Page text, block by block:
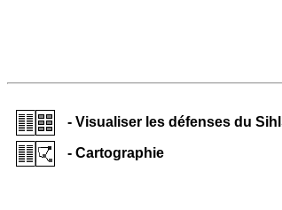
- Visualiser les défenses du
- Cartographie